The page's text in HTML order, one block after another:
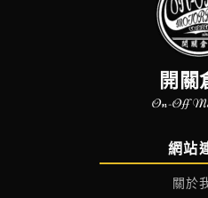
開關
On-Off
網站
關於